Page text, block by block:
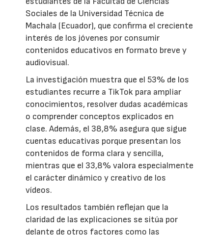
Sociales de la Universidad Técnica de
Machala (Ecuador), que confirma el creciente
interés de los jóvenes por consumir
contenidos educativos en formato breve y
audiovisual.
La investigación muestra que el 53% de los
estudiantes recurre a TikTok para ampliar
conocimientos, resolver dudas académicas
o comprender conceptos explicados en
clase. Además, el 38,8% asegura que sigue
cuentas educativas porque presentan los
contenidos de forma clara y sencilla,
mientras que el 33,8% valora especialmente
el carácter dinámico y creativo de los
vídeos.
Los resultados también reflejan que la
claridad de las explicaciones se sitúa por
delante de otros factores como las